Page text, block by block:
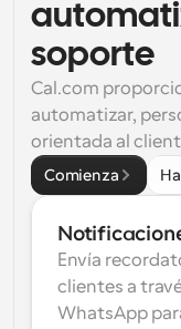
soporte
Cal.com
automatizar,
orientada al
Comienza
Envía
clientes a
WhatsApp